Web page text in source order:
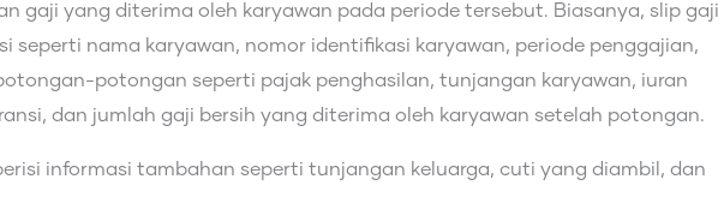
gaji yang diterima oleh karyawan pada periode tersebut. Biasanya, slip gaji
seperti nama karyawan, nomor identifikasi karyawan, periode penggajian,
potongan seperti pajak penghasilan, tunjangan karyawan, iuran
dan jumlah gaji bersih yang diterima oleh karyawan setelah potongan.
informasi tambahan seperti tunjangan keluarga, cuti yang diambil, dan